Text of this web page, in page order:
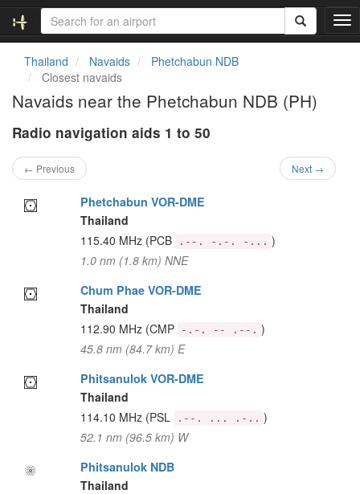
T
o
Thailand Navaids
Phetchabun NDB
Closest navaids
Navaids near the Phetchabun NDB (PH)
Radio navigation aids 1 to 50
← Previous Next →
Phetchabun VOR-DME
Thailand
115.40 MHz (PCB .--. -.-. -... )
1.0 nm (1.8 km) NNE
Chum Phae VOR-DME
Thailand
112.90 MHz (CMP -.-. -- .--. )
45.8 nm (84.7 km) E
Phitsanulok VOR-DME
Thailand
114.10 MHz (PSL .--. ... .-.. )
52.1 nm (96.5 km) W
Phitsanulok NDB
Thailand